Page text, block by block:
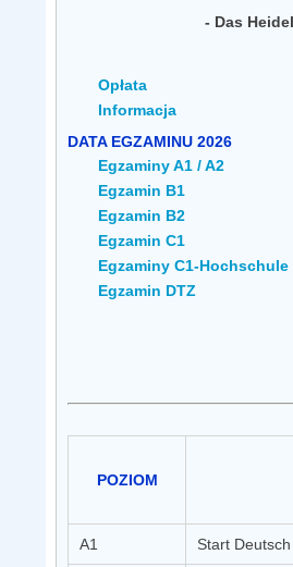
- Das
Opłata
Informacja
DATA EGZAMINU 2026
Egzaminy A1 / A2
Egzamin B1
Egzamin B2
Egzamin C1
Egzaminy C1-Hochschule
Egzamin DTZ
POZIOM
A1 Start